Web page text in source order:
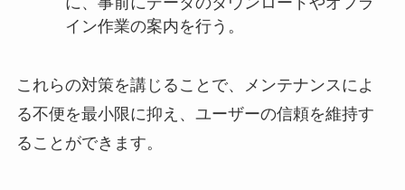
イン作業の案内を行う。
これらの対策を講じることで、メンテナンスによ
る不便を最小限に抑え、ユーザーの信頼を維持す
ることができます。